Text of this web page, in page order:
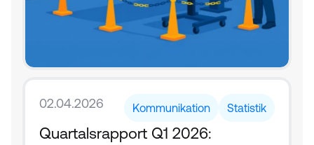
02.04.2026 Kommunikation Statistik
Quartalsrapport Q1 2026: